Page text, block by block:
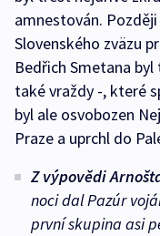
amnestován.
Slovenského zväzu
Bedřich Smetana
také vraždy -, které
byl ale osvobozen
Praze a uprchl do
Z výpovědi
noci dal Pazúr
první skupina asi